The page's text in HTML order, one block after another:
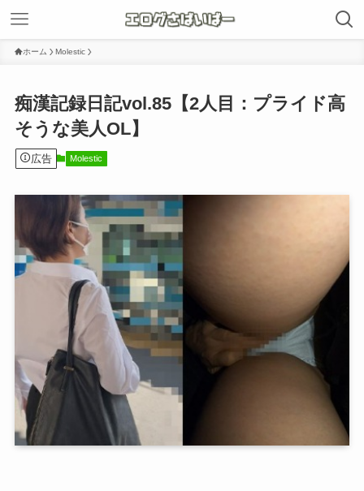
ホーム Molestic
痴漢記録日記vol.85【2人目：プライド高
そうな美人OL】
広告 Molestic